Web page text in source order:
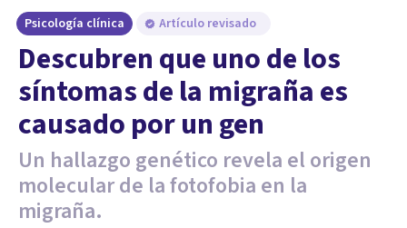
Psicología clínica Artículo revisado
Descubren que uno de los
síntomas de la migraña es
causado por un gen
Un hallazgo genético revela el origen
molecular de la fotofobia en la
migraña.